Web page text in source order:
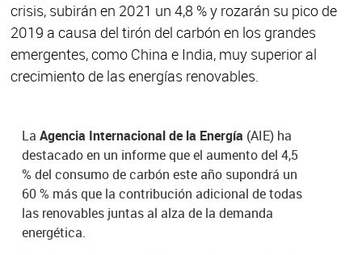
crisis, subirán en 2021 un 4,8 % y rozarán su pico de
2019 a causa del tirón del carbón en los grandes
emergentes, como China e India, muy superior al
crecimiento de las energías renovables.
LaAgencia Internacional de la Energía (AIE) ha
destacado en un informe que el aumento del 4,5
% del consumo de carbón este año supondrá un
60 % más que la contribución adicional de todas
las renovables juntas al alza de la demanda
energética.